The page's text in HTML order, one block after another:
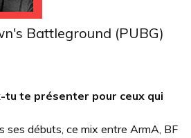
Battleground (PUBG)
tu te présenter pour ceux qui
ses débuts, ce mix entre ArmA, BF